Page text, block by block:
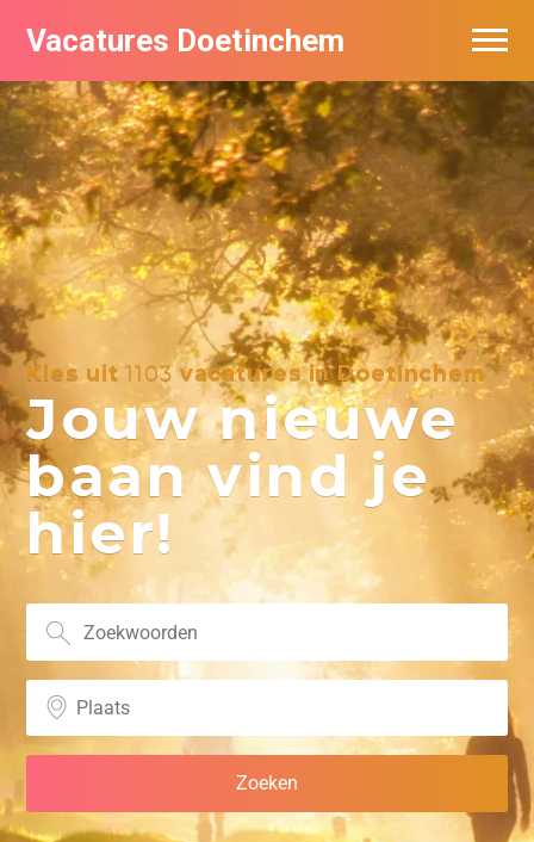
Vacatures Doetinchem
Kies uit1103vacatures in Doetinchem
Jouw nieuwe
baan vind je
hier!
Vacatures per bedrijf
De populairste vacatures in Doetinchem
Nieuwsbrief feed